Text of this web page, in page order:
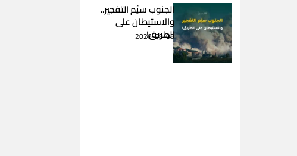
الجنوب سئِم التفجير..
والاستيطان على
الطريق!
2026-08-03